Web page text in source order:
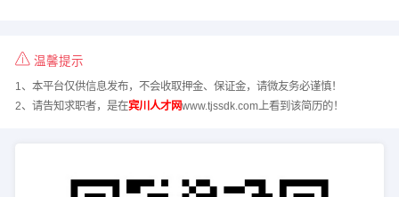
温馨提示
1、本平台仅供信息发布，不会收取押金、保证金，请微友务必谨慎！
2、请告知求职者，是在宾川人才网www.tjssdk.com上看到该简历的！